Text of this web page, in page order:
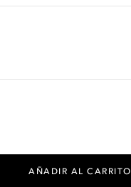
AÑADIR AL CARRITO